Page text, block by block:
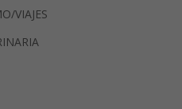
VIAJES